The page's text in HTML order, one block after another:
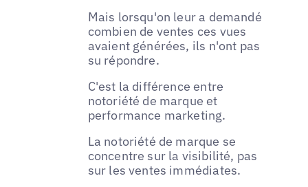
Mais lorsqu'on leur a demandé
combien de ventes ces vues
avaient générées, ils n'ont pas
su répondre.
C'est la différence entre
notoriété de marque et
performance marketing.
La notoriété de marque se
concentre sur la visibilité, pas
sur les ventes immédiates.